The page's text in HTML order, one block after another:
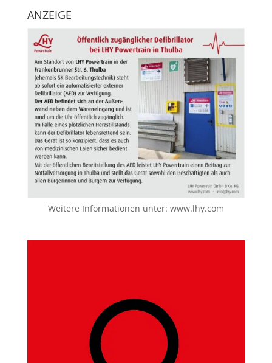
ANZEIGE
Weitere Informationen unter: www.lhy.com